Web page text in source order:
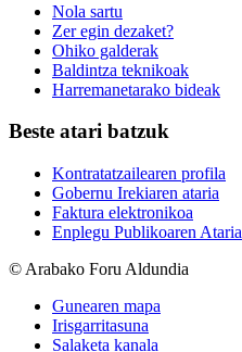
Nola sartu
Zer egin dezaket?
Ohiko galderak
Baldintza teknikoak
Harremanetarako bideak
Beste atari batzuk
Kontratatzailearen profila
Gobernu Irekiaren ataria
Faktura elektronikoa
Enplegu Publikoaren Ataria
© Arabako Foru Aldundia
Gunearen mapa
Irisgarritasuna
Salaketa kanala